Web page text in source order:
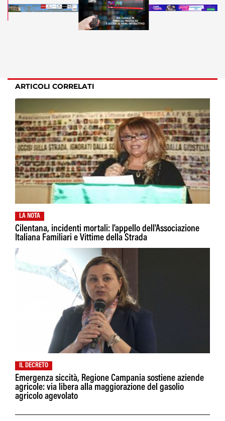
ARTICOLI CORRELATI
LA NOTA
Cilentana, incidenti mortali: l'appello dell'Associazione
Italiana Familiari e Vittime della Strada
IL DECRETO
Emergenza siccità, Regione Campania sostiene aziende
agricole: via libera alla maggiorazione del gasolio
agricolo agevolato